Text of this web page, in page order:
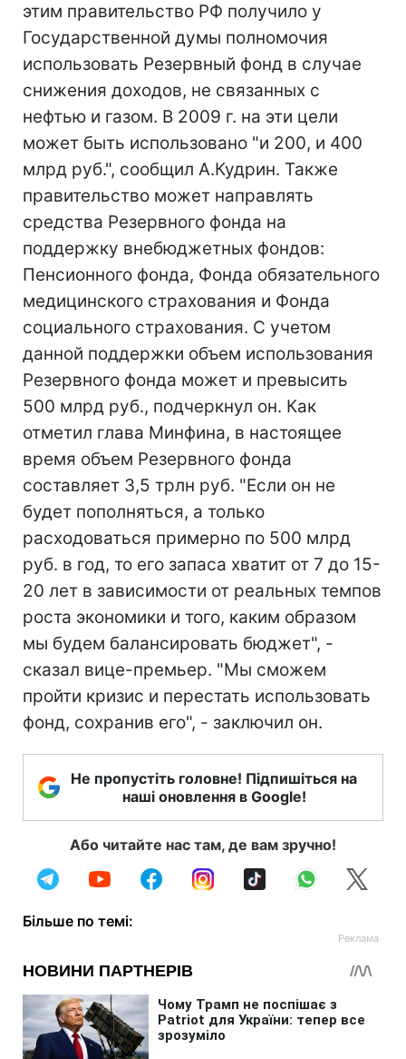
этим правительство РФ получило у
Государственной думы полномочия
использовать Резервный фонд в случае
снижения доходов, не связанных с
нефтью и газом. В 2009 г. на эти цели
может быть использовано "и 200, и 400
млрд руб.", сообщил А.Кудрин. Также
правительство может направлять
средства Резервного фонда на
поддержку внебюджетных фондов:
Пенсионного фонда, Фонда обязательного
медицинского страхования и Фонда
социального страхования. С учетом
данной поддержки объем использования
Резервного фонда может и превысить
500 млрд руб., подчеркнул он. Как
отметил глава Минфина, в настоящее
время объем Резервного фонда
составляет 3,5 трлн руб. "Если он не
будет пополняться, а только
расходоваться примерно по 500 млрд
руб. в год, то его запаса хватит от 7 до 15-
20 лет в зависимости от реальных темпов
роста экономики и того, каким образом
мы будем балансировать бюджет", -
сказал вице-премьер. "Мы сможем
пройти кризис и перестать использовать
фонд, сохранив его", - заключил он.
Не пропустіть головне! Підпишіться на
наші оновлення в Google!
Або читайте нас там, де вам зручно!
Більше по темі: